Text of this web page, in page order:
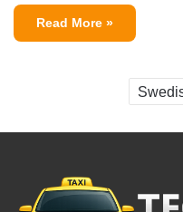
Read More »